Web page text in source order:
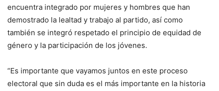
encuentra integrado por mujeres y hombres que han
demostrado la lealtad y trabajo al partido, así como
también se integró respetado el principio de equidad de
género y la participación de los jóvenes.
“Es importante que vayamos juntos en este proceso
electoral que sin duda es el más importante en la historia